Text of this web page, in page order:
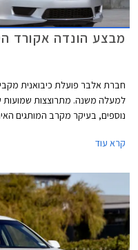
מבצע הונדה אקורד הייבריד
חברת אלבר פועלת כיבואנית
למעלה משנה. מתרוצצות שמועות
נוספים, בעיקר מקרב המותגים
עבור גרסת EX-L.
קרא עוד